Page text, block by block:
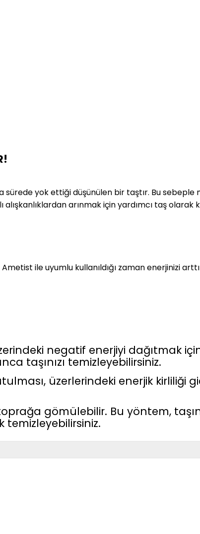
sürede yok ettiği düşünülen bir taştır. Bu sebeple
arınmak için yardımcı taş olarak
ile uyumlu kullanıldığı zaman enerjinizi
negatif enerjiyi dağıtmak
taşınızı temizleyebilirsiniz.
üzerlerindeki enerjik kirliliği
gömülebilir. Bu yöntem,
temizleyebilirsiniz.